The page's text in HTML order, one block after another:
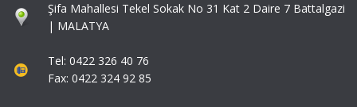
Şifa Mahallesi Tekel Sokak No 31 Kat 2 Daire 7 Battalgazi
| MALATYA
Tel: 0422 326 40 76
Fax: 0422 324 92 85